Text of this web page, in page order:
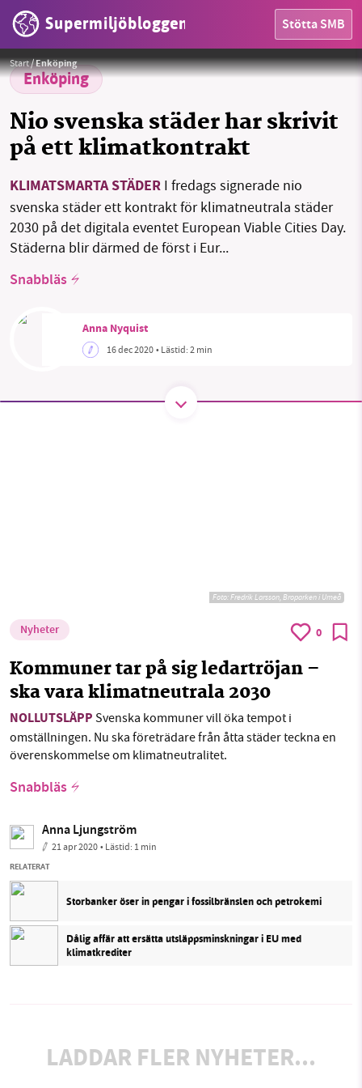
Supermiljöbloggen Stötta SMB
HEM
OMRÅDEN
MILJÖFAKTA
Sök Sparade inlägg Tipsa oss
Threads
Start/Enköping
Enköping
Nio svenska städer har skrivit
på ett klimatkontrakt
KLIMATSMARTA STÄDER I fredags signerade nio
svenska städer ett kontrakt för klimatneutrala städer
2030 på det digitala eventet European Viable Cities Day.
Städerna blir därmed de först i Eur...
Snabbläs
Anna Nyquist
16 dec 2020• Lästid:2 min
David Mark från Pixabay
Foto:Fredrik Larsson, Broparken i Umeå
Nyheter 0
Kommuner tar på sig ledartröjan –
ska vara klimatneutrala 2030
NOLLUTSLÄPP Svenska kommuner vill öka tempot i
omställningen. Nu ska företrädare från åtta städer teckna en
överenskommelse om klimatneutralitet.
Snabbläs
Anna Ljungström
21 apr 2020• Lästid: 1 min
RELATERAT
Storbanker öser in pengar i fossilbränslen och petrokemi
Dålig affär att ersätta utsläppsminskningar i EU med
klimatkrediter
LADDAR FLER NYHETER...
1231368703